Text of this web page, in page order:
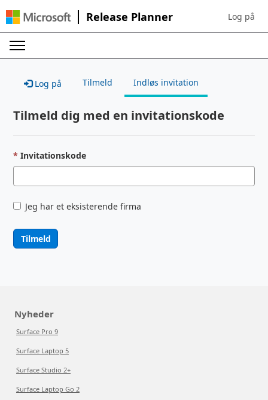
Release Planner Sign in to
Log på
Log på Tilmeld Indløs invitation
Tilmeld dig med en invitationskode
Invitationskode
Jeg har et eksisterende firma
Tilmeld
Nyheder
Surface Pro 9
Surface Laptop 5
Surface Studio 2+
Surface Laptop Go 2